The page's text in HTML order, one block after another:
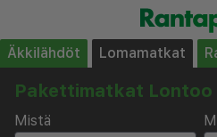
Äkkilähdöt Lomamatkat
Pakettimatkat Lontoo
Mistä